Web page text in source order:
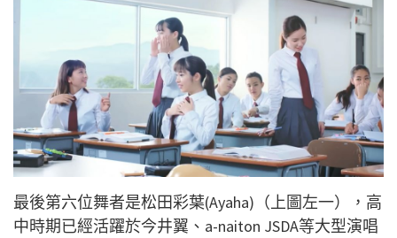
最後第六位舞者是松田彩葉(Ayaha)（上圖左一），高
中時期已經活躍於今井翼、a-naiton JSDA等大型演唱